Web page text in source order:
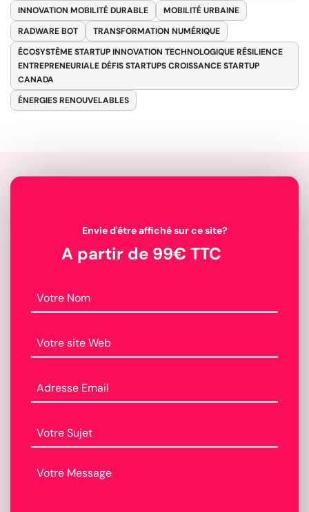
INNOVATION MOBILITÉ DURABLE
MOBILITÉ URBAINE
RADWARE BOT
TRANSFORMATION NUMÉRIQUE
ÉCOSYSTÈME STARTUP INNOVATION TECHNOLOGIQUE RÉSILIENCE
ENTREPRENEURIALE DÉFIS STARTUPS CROISSANCE STARTUP
CANADA
ÉNERGIES RENOUVELABLES
Envie d'être affiché sur ce site?
A partir de 99€ TTC